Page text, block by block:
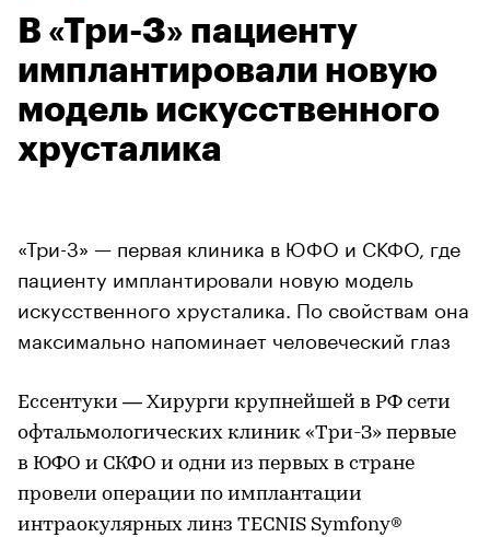
В «Три-З» пациенту
имплантировали новую
модель искусственного
хрусталика
«Три-З» — первая клиника в ЮФО и СКФО, где
пациенту имплантировали новую модель
искусственного хрусталика. По свойствам она
максимально напоминает человеческий глаз
Ессентуки — Хирурги крупнейшей в РФ сети
офтальмологических клиник «Три-З» первые
в ЮФО и СКФО и одни из первых в стране
провели операции по имплантации
интраокулярных линз TECNIS Symfony®